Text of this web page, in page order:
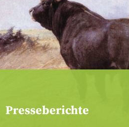
Presseberichte